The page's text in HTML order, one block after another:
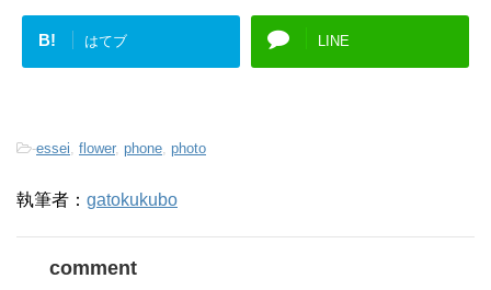
B! はてブ LINE
-essei flower, phone photo
執筆者： gatokukubo
comment